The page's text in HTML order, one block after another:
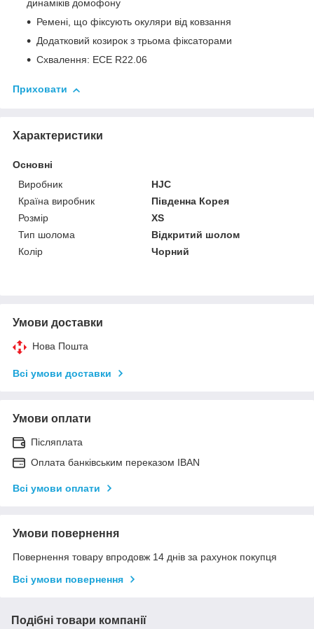
динаміків домофону
Ремені, що фіксують окуляри від ковзання
Додатковий козирок з трьома фіксаторами
Схвалення: ECE R22.06
Приховати
Характеристики
Основні
Виробник
HJC
Країна виробник
Південна Корея
Розмір
XS
Тип шолома
Відкритий шолом
Колір
Чорний
Умови доставки
Нова Пошта
Всі умови доставки
Умови оплати
Післяплата
Оплата банківським переказом IBAN
Всі умови оплати
Умови повернення
Повернення товару впродовж 14 днів за рахунок покупця
Всі умови повернення
Подібні товари компанії